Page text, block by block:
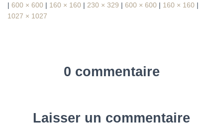
| 600 × 600 | 160 × 160 | 230 × 329 | 600 × 600 | 160 × 160 |
1027 × 1027
0 commentaire
Laisser un commentaire